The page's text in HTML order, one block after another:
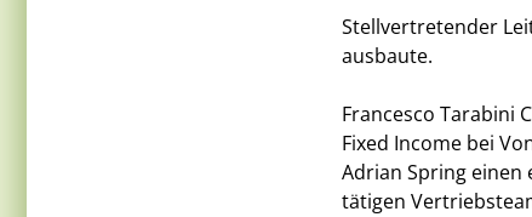
Stellvertretender
ausbaute.
Francesco Tarabini
Fixed Income bei
Adrian Spring
tätigen